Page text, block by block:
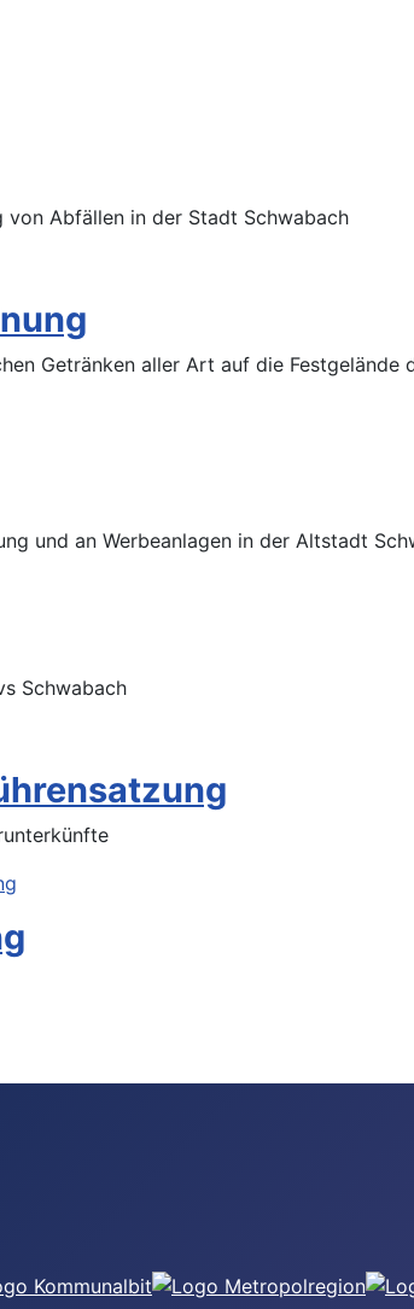
von Abfällen in der Stadt Schwabach
Getränken aller Art auf die
und an Werbeanlagen in der Altstadt
Schwabach